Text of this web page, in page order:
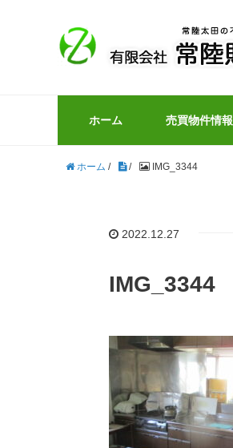
ホーム 売買物件情報
ホーム / / IMG_3344
2022.12.27
IMG_3344